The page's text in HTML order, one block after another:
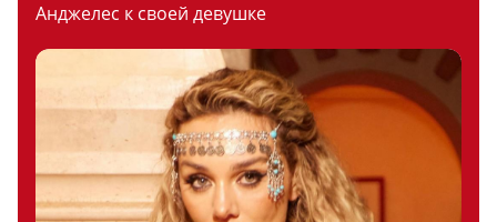
Анджелес к своей девушке